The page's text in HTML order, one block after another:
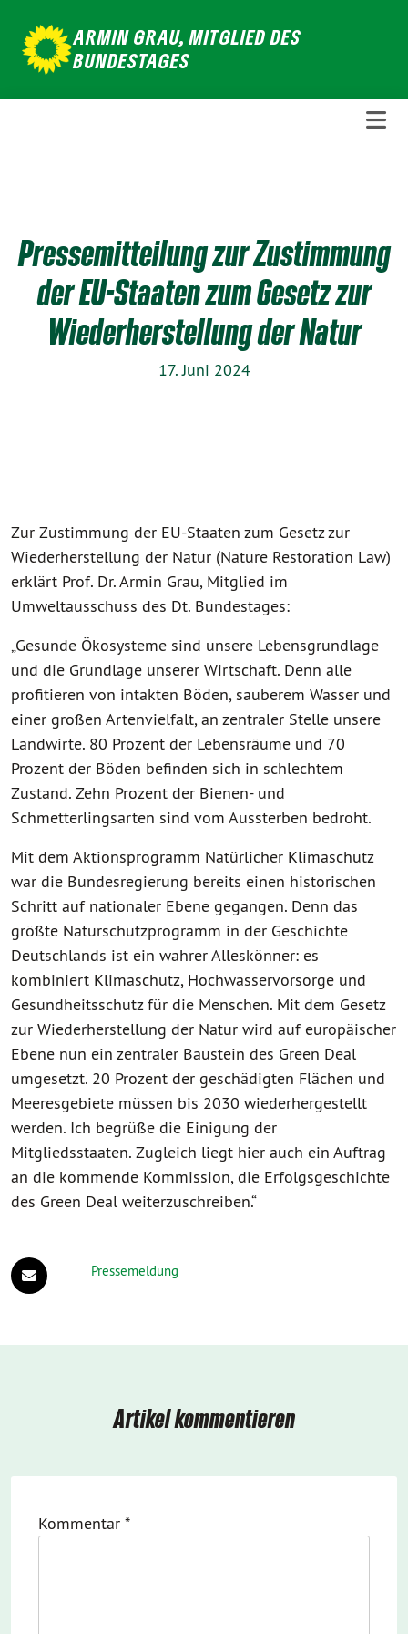
zum
Inhalt
ARMIN GRAU, MITGLIED DES
BUNDESTAGES
Pressemitteilung zur Zustimmung
der EU-Staaten zum Gesetz zur
Wiederherstellung der Natur
17. Juni 2024
Zur Zustimmung der EU-Staaten zum Gesetz zur
Wiederherstellung der Natur (Nature Restoration Law)
erklärt Prof. Dr. Armin Grau, Mitglied im
Umweltausschuss des Dt. Bundestages:
„Gesunde Ökosysteme sind unsere Lebensgrundlage
und die Grundlage unserer Wirtschaft. Denn alle
profitieren von intakten Böden, sauberem Wasser und
einer großen Artenvielfalt, an zentraler Stelle unsere
Landwirte. 80 Prozent der Lebensräume und 70
Prozent der Böden befinden sich in schlechtem
Zustand. Zehn Prozent der Bienen- und
Schmetterlingsarten sind vom Aussterben bedroht.
Mit dem Aktionsprogramm Natürlicher Klimaschutz
war die Bundesregierung bereits einen historischen
Schritt auf nationaler Ebene gegangen. Denn das
größte Naturschutzprogramm in der Geschichte
Deutschlands ist ein wahrer Alleskönner: es
kombiniert Klimaschutz, Hochwasservorsorge und
Gesundheitsschutz für die Menschen. Mit dem Gesetz
zur Wiederherstellung der Natur wird auf europäischer
Ebene nun ein zentraler Baustein des Green Deal
umgesetzt. 20 Prozent der geschädigten Flächen und
Meeresgebiete müssen bis 2030 wiederhergestellt
werden. Ich begrüße die Einigung der
Mitgliedsstaaten. Zugleich liegt hier auch ein Auftrag
an die kommende Kommission, die Erfolgsgeschichte
des Green Deal weiterzuschreiben.“
Pressemeldung
Artikel kommentieren
Kommentar *